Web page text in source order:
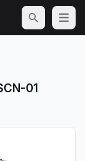
Open
01